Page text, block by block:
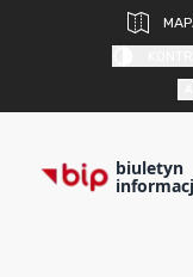
biuletyn